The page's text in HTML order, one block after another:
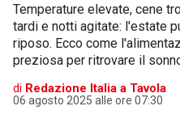
Temperature elevate, cene
tardi e notti agitate: l'estate
riposo. Ecco come
preziosa per ritrovare il
di Redazione Italia a Tavola
06 agosto 2025 alle ore 07:30